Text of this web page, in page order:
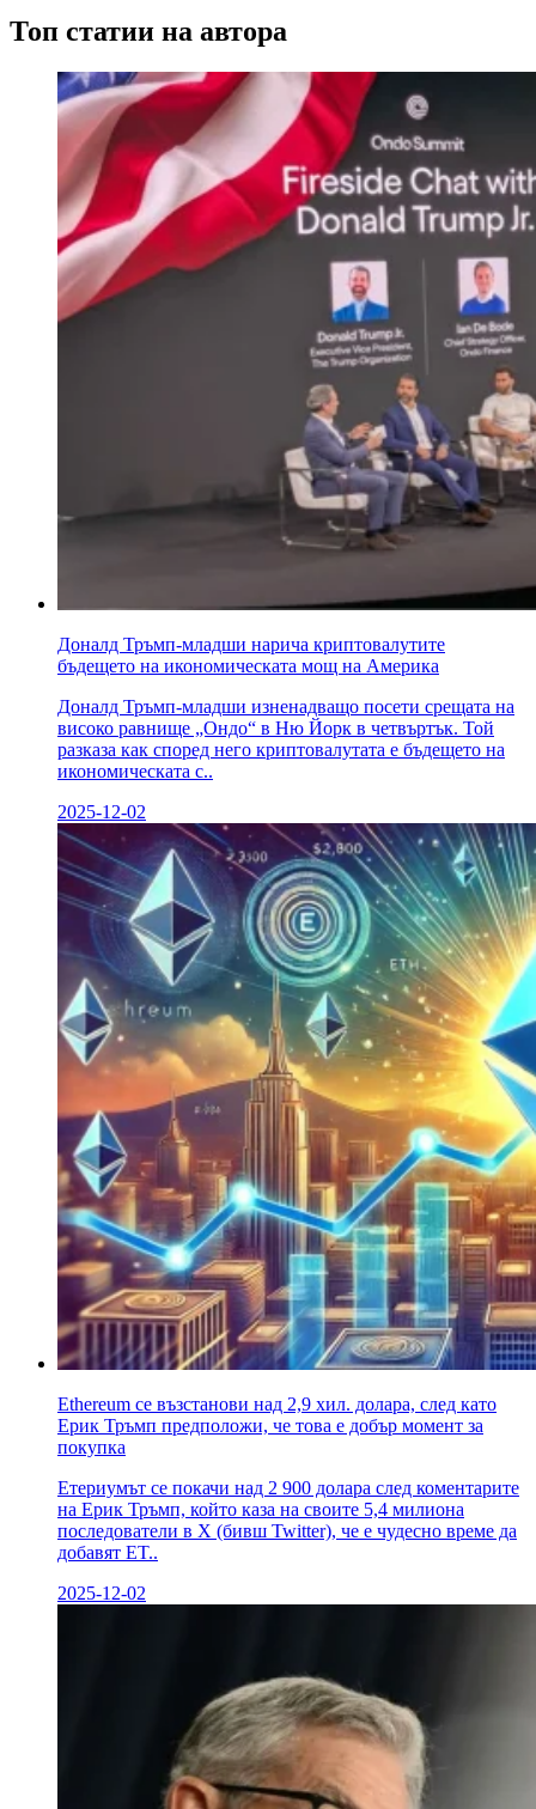
Топ статии на автора
Доналд Тръмп-младши нарича криптовалутите
бъдещето на икономическата мощ на Америка
Доналд Тръмп-младши изненадващо посети срещата на
високо равнище „Ондо“ в Ню Йорк в четвъртък. Той
разказа как според него криптовалутата е бъдещето на
икономическата с..
2025-12-02
Ethereum се възстанови над 2,9 хил. долара, след като
Ерик Тръмп предположи, че това е добър момент за
покупка
Етериумът се покачи над 2 900 долара след коментарите
на Ерик Тръмп, който каза на своите 5,4 милиона
последователи в X (бивш Twitter), че е чудесно време да
добавят ET..
2025-12-02